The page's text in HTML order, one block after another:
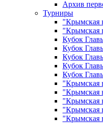
Архив
Турниры
"Крымская
"Крымская
Кубок
Кубок
Кубок
Кубок
Кубок
"Крымская
"Крымская
"Крымская
"Крымская
"Крымская